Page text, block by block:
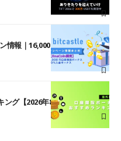
情報｜16,000円口座開設ボーナ
ング【2026年8月最新】